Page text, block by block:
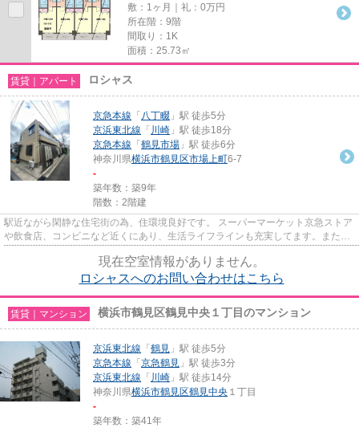
敷：1ヶ月｜礼：0万円
所在階：9階
間取り：1K
面積：25.73㎡
賃貸｜アパート ロシャス
京急本線 「 八丁畷 」駅 徒歩5分
京浜東北線 「 川崎 」駅 徒歩18分
京急本線 「 鶴見市場 」駅 徒歩6分
神奈川県横浜市鶴見区市場上町6-7
-
築年数：築9年
階数：2階建
駅近ながら閑静な住宅街の為、住環境良好です。 スーパーマーケット京急ストア
や飲食店、コンビニなど近くにあり、生活ライフラインも充実してます。また、
現在空室情報がありません。
ロシャスへのお問い合わせはこちら
賃貸｜マンション 横浜市鶴見区鶴見中央１丁目のマンション
京浜東北線 「 鶴見 」駅 徒歩5分
京急本線 「 京急鶴見 」駅 徒歩3分
京浜東北線 「 川崎 」駅 徒歩14分
神奈川県横浜市鶴見区鶴見中央 １丁目
-
築年数：築41年